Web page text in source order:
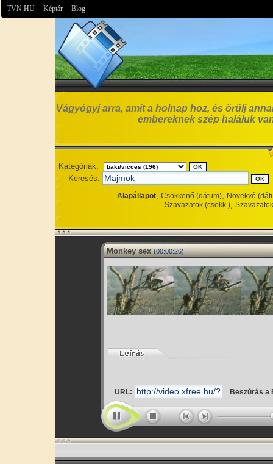
TVN.HU Képtár Blog
Vágyógyj arra, amit a holnap hoz, és örülj
embereknek szép haláluk
Kategóriák:
Keresés:
Alapállapot, Csökkenő (dátum), Növekvő
Szavazatok (csökk.),
Monkey sex (00:00:26)
...
URL: Beszúrás a